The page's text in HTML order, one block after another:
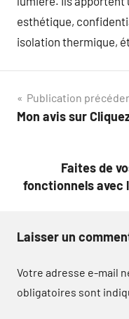
esthétique,
isolation thermique,
Navigation
de
Publication
Mon avis sur
Faites de
fonctionnels avec
Laisser un
Votre adresse e-mail
obligatoires sont